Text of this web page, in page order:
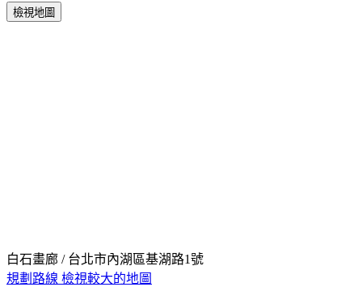
檢視地圖
白石畫廊 / 台北市內湖區基湖路1號
規劃路線 檢視較大的地圖